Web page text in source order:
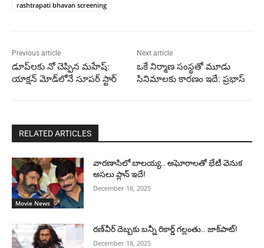
rashtrapati bhavan screening
Previous article
డూప్‌లకు నో చెప్పిన మహేష్:
యాక్షన్ మోడ్‌లోనే సూపర్ స్టార్
Next article
ఒకే నిర్మాణ సంస్థతో మూడు
సినిమాలకు కారణం ఇదే: ప్రభాస్
RELATED ARTICLES
Movie News
వారణాసిలో బాలయ్య.. అఘోరాలతో భేటీ వెనుక
అసలు ప్లాన్ ఇదే!
December 18, 2025
రణ్‌వీర్ దెబ్బకు బన్నీ రికార్డ్ గల్లంతు.. జాక్‌పాట్!
December 18, 2025